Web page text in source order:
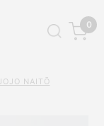
0
NAITŌ